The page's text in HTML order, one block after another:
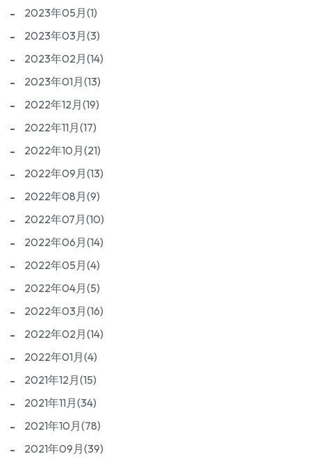
2023年05月(1)
2023年03月(3)
2023年02月(14)
2023年01月(13)
2022年12月(19)
2022年11月(17)
2022年10月(21)
2022年09月(13)
2022年08月(9)
2022年07月(10)
2022年06月(14)
2022年05月(4)
2022年04月(5)
2022年03月(16)
2022年02月(14)
2022年01月(4)
2021年12月(15)
2021年11月(34)
2021年10月(78)
2021年09月(39)